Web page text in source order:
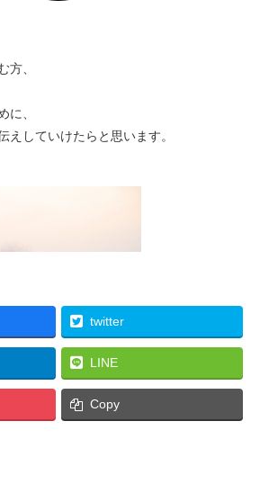
方、
に、
えしていけたらと思います。
twitter
LINE
Copy